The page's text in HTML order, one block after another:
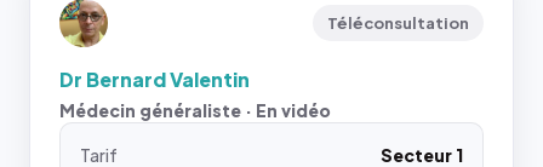
Téléconsultation
Dr Bernard Valentin
Médecin généraliste · En vidéo
Tarif
Secteur 1